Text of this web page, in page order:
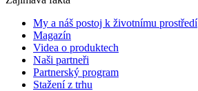
My a náš postoj k životnímu prostředí
Magazín
Videa o produktech
Naši partneři
Partnerský program
Stažení z trhu